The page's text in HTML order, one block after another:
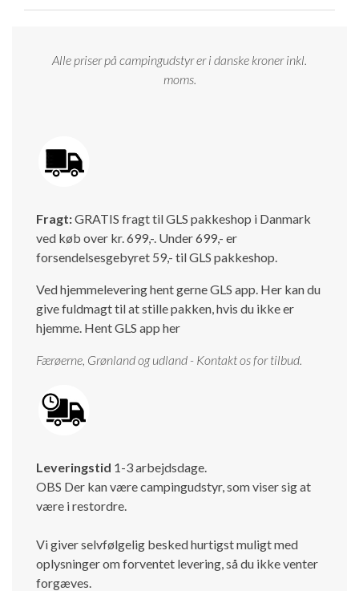
Alle priser på campingudstyr er i danske kroner inkl.
moms.
Fragt:GRATIS fragt til GLS pakkeshop i Danmark
ved køb over kr. 699,-. Under 699,- er
forsendelsesgebyret 59,- til GLS pakkeshop.
Ved hjemmelevering hent gerne GLS app. Her kan du
give fuldmagt til at stille pakken, hvis du ikke er
hjemme. Hent GLS app her
Færøerne, Grønland og udland - Kontakt os for tilbud.
Leveringstid 1-3 arbejdsdage.
OBS Der kan være campingudstyr, som viser sig at
være i restordre.
Vi giver selvfølgelig besked hurtigst muligt med
oplysninger om forventet levering, så du ikke venter
forgæves.